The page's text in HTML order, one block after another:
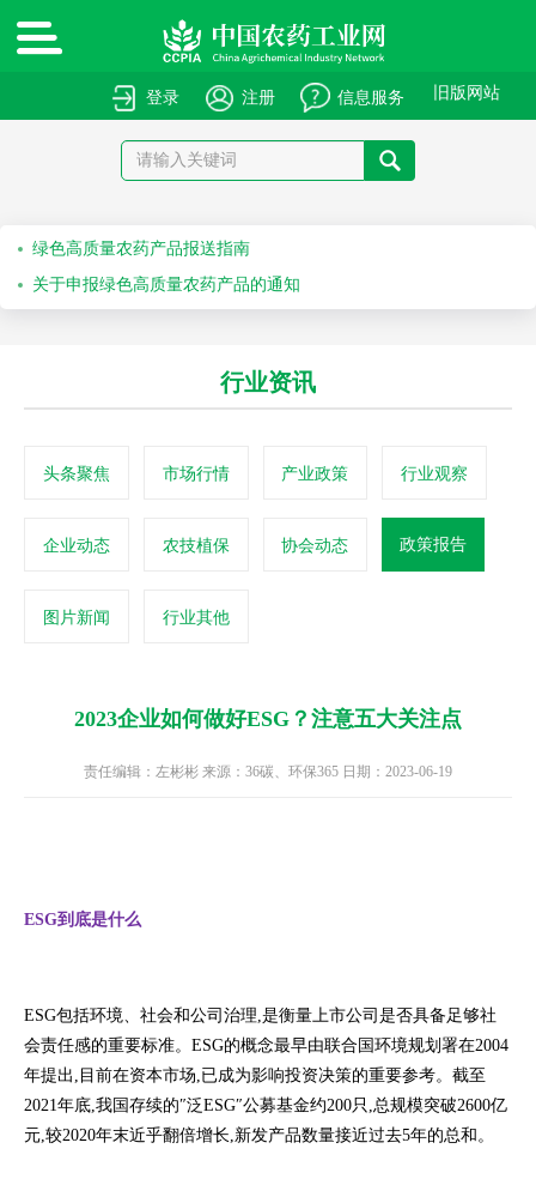
旧版网站
信息服务
注册
登录
绿色高质量农药产品报送指南
关于申报绿色高质量农药产品的通知
关于召开“2026斯里兰卡国际农化产品展览会”的通知
关于举办第七十一届系列作物解决方案会议之水稻除草剂科学安全使用培训会的通知
行业资讯
头条聚焦 市场行情 产业政策 行业观察
企业动态 农技植保 协会动态 政策报告
图片新闻 行业其他
2023企业如何做好ESG？注意五大关注点
责任编辑：左彬彬 来源：36碳、环保365 日期：2023-06-19
ESG到底是什么
ESG包括环境、社会和公司治理,是衡量上市公司是否具备足够社
会责任感的重要标准。ESG的概念最早由联合国环境规划署在2004
年提出,目前在资本市场,已成为影响投资决策的重要参考。截至
2021年底,我国存续的″泛ESG″公募基金约200只,总规模突破2600亿
元,较2020年末近乎翻倍增长,新发产品数量接近过去5年的总和。